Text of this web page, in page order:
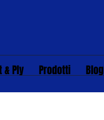
Ply Prodotti Blog